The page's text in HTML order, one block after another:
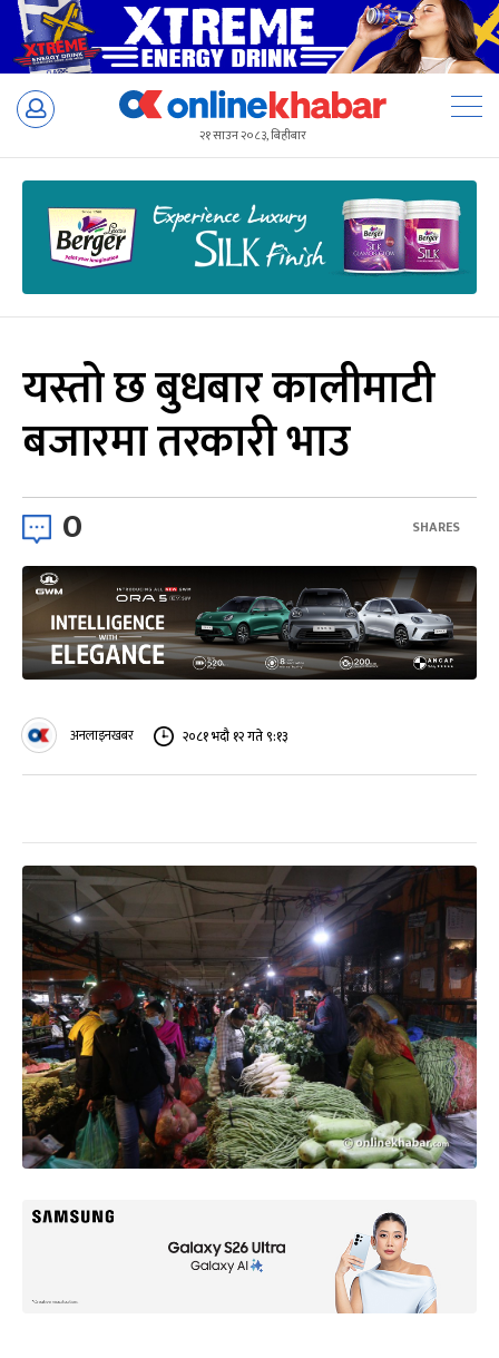
Skip
२१ साउन २०८३, बिहीबार
यस्तो छ बुधबार कालीमाटी
बजारमा तरकारी भाउ
0 SHARES
अनलाइनखबर २०८१ भदौ १२ गते ९:१३